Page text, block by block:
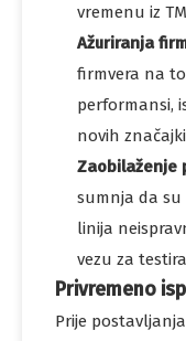
vremenu iz
Ažuriranja
firmvera na
performansi,
novih
Zaobilaženje
sumnja da
linija
vezu za
Privremeno
Prije